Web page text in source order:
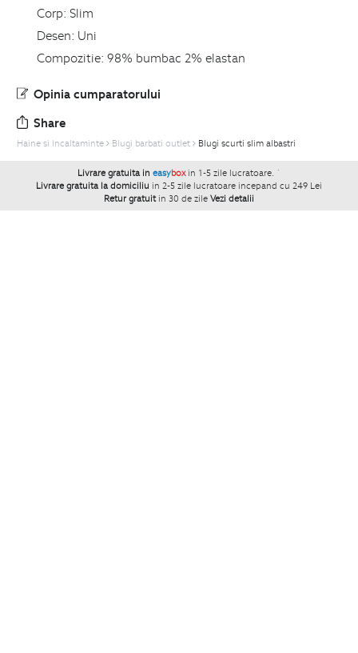
Corp: Slim
Desen: Uni
Compozitie: 98% bumbac 2% elastan
Opinia cumparatorului
Share
Haine si Incaltaminte Blugi barbati outlet Blugi scurti slim albastri
Livrare gratuita in easybox in 1-5 zile lucratoare. `
Livrare gratuita la domiciliu in 2-5 zile lucratoare incepand cu 249 Lei
Retur gratuit in 30 de zile Vezi detalii